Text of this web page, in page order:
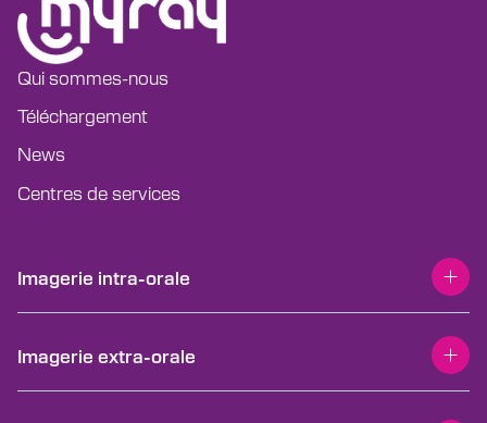
Qui sommes-nous
Téléchargement
News
Centres de services
Imagerie intra-orale
T
o
g
g
e
m
e
n
RX DC eXTend
RX DC
Imagerie extra-orale
T
o
g
g
e